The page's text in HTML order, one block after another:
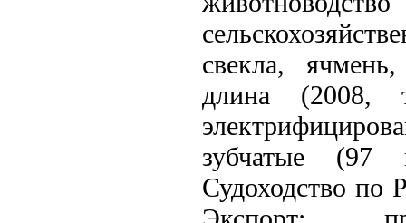
свекла,
длина (2008,
зубчатые
Судоходство по